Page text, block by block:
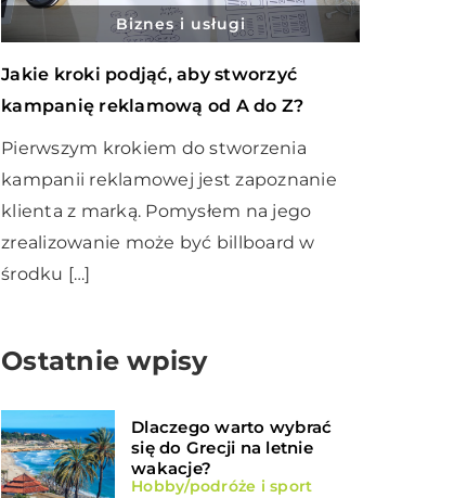
Biznes i usługi
Jakie kroki podjąć, aby stworzyć
kampanię reklamową od A do Z?
Pierwszym krokiem do stworzenia
kampanii reklamowej jest zapoznanie
klienta z marką. Pomysłem na jego
zrealizowanie może być billboard w
środku […]
Ostatnie wpisy
Dlaczego warto wybrać
się do Grecji na letnie
wakacje?
Hobby/podróże i sport